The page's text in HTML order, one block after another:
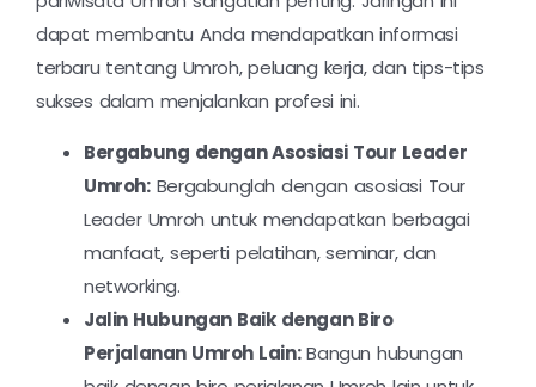
dapat membantu Anda mendapatkan informasi
terbaru tentang Umroh, peluang kerja, dan tips-tips
sukses dalam menjalankan profesi ini.
Bergabung dengan Asosiasi Tour Leader
Umroh:Bergabunglah dengan asosiasi Tour
Leader Umroh untuk mendapatkan berbagai
manfaat, seperti pelatihan, seminar, dan
networking.
Jalin Hubungan Baik dengan Biro
Perjalanan Umroh Lain:Bangun hubungan